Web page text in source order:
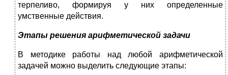
тер­пеливо, формируя у них определенные
умственные действия.
Этапы решения арифметической задачи
В методике работы над любой арифметической
задачей можно выделить следующие этапы: